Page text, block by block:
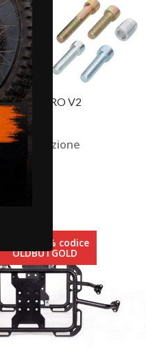
ENDURO V2
(2)
ordinazione
sconto 20% codice
OLDBUTGOLD